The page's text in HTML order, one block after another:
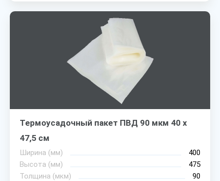
Термоусадочный пакет ПВД 90 мкм 40 х
47,5 см
Ширина (мм)
400
Высота (мм)
475
Толщина (мкм)
90